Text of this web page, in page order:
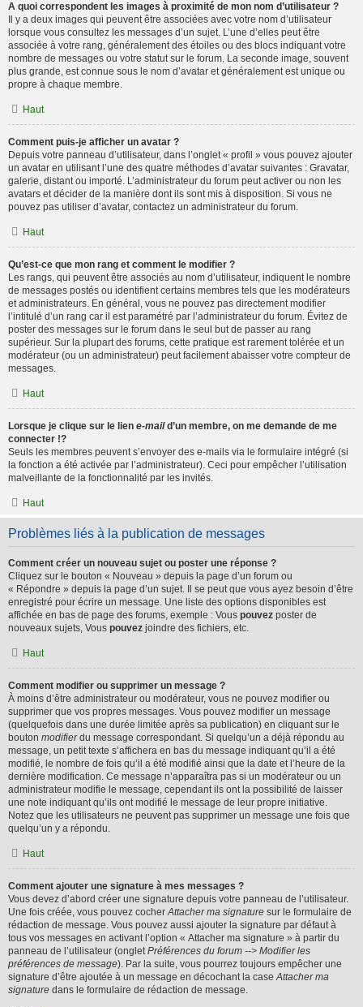
A quoi correspondent les images à proximité de mon nom d’utilisateur ?
Il y a deux images qui peuvent être associées avec votre nom d’utilisateur
lorsque vous consultez les messages d’un sujet. L’une d’elles peut être
associée à votre rang, généralement des étoiles ou des blocs indiquant votre
nombre de messages ou votre statut sur le forum. La seconde image, souvent
plus grande, est connue sous le nom d’avatar et généralement est unique ou
propre à chaque membre.
Haut
Comment puis-je afficher un avatar ?
Depuis votre panneau d’utilisateur, dans l’onglet « profil » vous pouvez ajouter
un avatar en utilisant l’une des quatre méthodes d’avatar suivantes : Gravatar,
galerie, distant ou importé. L’administrateur du forum peut activer ou non les
avatars et décider de la manière dont ils sont mis à disposition. Si vous ne
pouvez pas utiliser d’avatar, contactez un administrateur du forum.
Haut
Qu’est-ce que mon rang et comment le modifier ?
Les rangs, qui peuvent être associés au nom d’utilisateur, indiquent le nombre
de messages postés ou identifient certains membres tels que les modérateurs
et administrateurs. En général, vous ne pouvez pas directement modifier
l’intitulé d’un rang car il est paramétré par l’administrateur du forum. Évitez de
poster des messages sur le forum dans le seul but de passer au rang
supérieur. Sur la plupart des forums, cette pratique est rarement tolérée et un
modérateur (ou un administrateur) peut facilement abaisser votre compteur de
messages.
Haut
Lorsque je clique sur le lien e-maild’un membre, on me demande de me
connecter !?
Seuls les membres peuvent s’envoyer des e-mails via le formulaire intégré (si
la fonction a été activée par l’administrateur). Ceci pour empêcher l’utilisation
malveillante de la fonctionnalité par les invités.
Haut
Problèmes liés à la publication de messages
Comment créer un nouveau sujet ou poster une réponse ?
Cliquez sur le bouton « Nouveau » depuis la page d’un forum ou
« Répondre » depuis la page d’un sujet. Il se peut que vous ayez besoin d’être
enregistré pour écrire un message. Une liste des options disponibles est
affichée en bas de page des forums, exemple : Vous pouvez poster de
nouveaux sujets, Vous pouvez joindre des fichiers, etc.
Haut
Comment modifier ou supprimer un message ?
À moins d’être administrateur ou modérateur, vous ne pouvez modifier ou
supprimer que vos propres messages. Vous pouvez modifier un message
(quelquefois dans une durée limitée après sa publication) en cliquant sur le
bouton modifierdu message correspondant. Si quelqu’un a déjà répondu au
message, un petit texte s’affichera en bas du message indiquant qu’il a été
modifié, le nombre de fois qu’il a été modifié ainsi que la date et l’heure de la
dernière modification. Ce message n’apparaîtra pas si un modérateur ou un
administrateur modifie le message, cependant ils ont la possibilité de laisser
une note indiquant qu’ils ont modifié le message de leur propre initiative.
Notez que les utilisateurs ne peuvent pas supprimer un message une fois que
quelqu’un y a répondu.
Haut
Comment ajouter une signature à mes messages ?
Vous devez d’abord créer une signature depuis votre panneau de l’utilisateur.
Une fois créée, vous pouvez cocherAttacher ma signature sur le formulaire de
rédaction de message. Vous pouvez aussi ajouter la signature par défaut à
tous vos messages en activant l’option « Attacher ma signature » à partir du
panneau de l’utilisateur (ongletPréférences du forum --> Modifier les
préférences de message). Par la suite, vous pourrez toujours empêcher une
signature d’être ajoutée à un message en décochant la caseAttacher ma
signature dans le formulaire de rédaction de message.